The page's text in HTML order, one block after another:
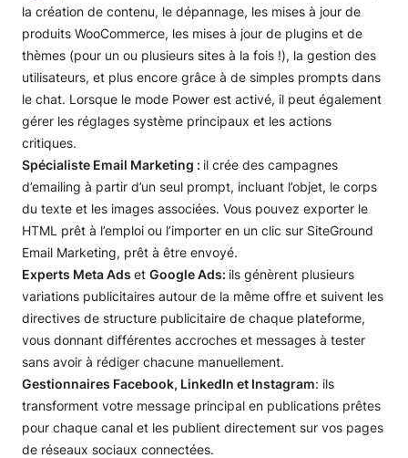
la création de contenu, le dépannage, les mises à jour de
produits WooCommerce, les mises à jour de plugins et de
thèmes (pour un ou plusieurs sites à la fois !), la gestion des
utilisateurs, et plus encore grâce à de simples prompts dans
le chat. Lorsque le mode Power est activé, il peut également
gérer les réglages système principaux et les actions
critiques.
Spécialiste Email Marketing : il crée des campagnes
d’emailing à partir d’un seul prompt, incluant l’objet, le corps
du texte et les images associées. Vous pouvez exporter le
HTML prêt à l’emploi ou l’importer en un clic sur SiteGround
Email Marketing, prêt à être envoyé.
Experts Meta Ads et Google Ads: ils génèrent plusieurs
variations publicitaires autour de la même offre et suivent les
directives de structure publicitaire de chaque plateforme,
vous donnant différentes accroches et messages à tester
sans avoir à rédiger chacune manuellement.
Gestionnaires Facebook, LinkedIn et Instagram: ils
transforment votre message principal en publications prêtes
pour chaque canal et les publient directement sur vos pages
de réseaux sociaux connectées.